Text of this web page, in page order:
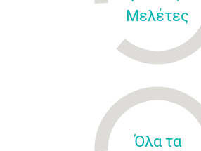
Μελέτες
Όλα τα